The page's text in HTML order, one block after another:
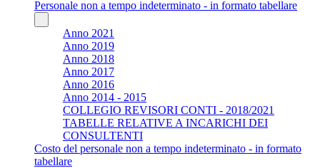
Personale non a tempo indeterminato - in formato tabellare
Anno 2021
Anno 2019
Anno 2018
Anno 2017
Anno 2016
Anno 2014 - 2015
COLLEGIO REVISORI CONTI - 2018/2021
TABELLE RELATIVE A INCARICHI DEI
CONSULTENTI
Costo del personale non a tempo indeterminato - in formato
tabellare